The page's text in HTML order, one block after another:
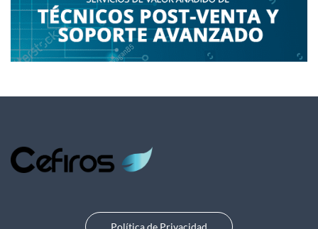
Política de Privacidad